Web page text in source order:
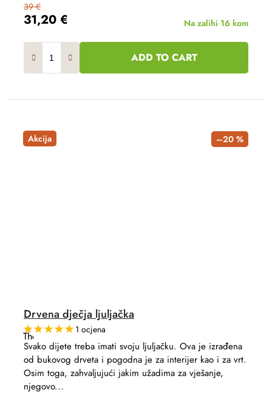
31,20 €
39 €
Na zalihi 16 kom
ADD TO CART
Akcija –20 %
Drvena dječja ljuljačka
The
average
product
rating
is
5,0
out
of
1 ocjena
Svako dijete treba imati svoju ljuljačku. Ova je izrađena
od bukovog drveta i pogodna je za interijer kao i za vrt.
Osim toga, zahvaljujući jakim užadima za vješanje,
njegovo...